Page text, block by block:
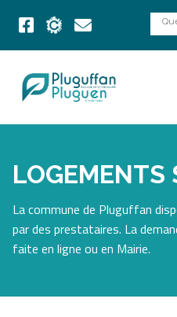
LOGEMENTS
La commune de Pluguffan
par des prestataires. La
faite en ligne ou en Mairie.